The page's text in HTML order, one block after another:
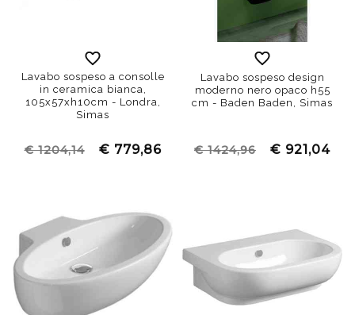
Lavabo sospeso a consolle
in ceramica bianca,
105x57xh10cm - Londra,
Simas
€ 1204,14 € 779,86
Lavabo sospeso design
moderno nero opaco h55
cm - Baden Baden, Simas
€ 1424,96 € 921,04